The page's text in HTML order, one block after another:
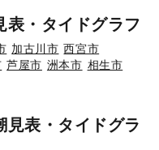
表・タイドグラフ
加古川市 西宮市
芦屋市 洲本市 相生市
見表・タイドグラ